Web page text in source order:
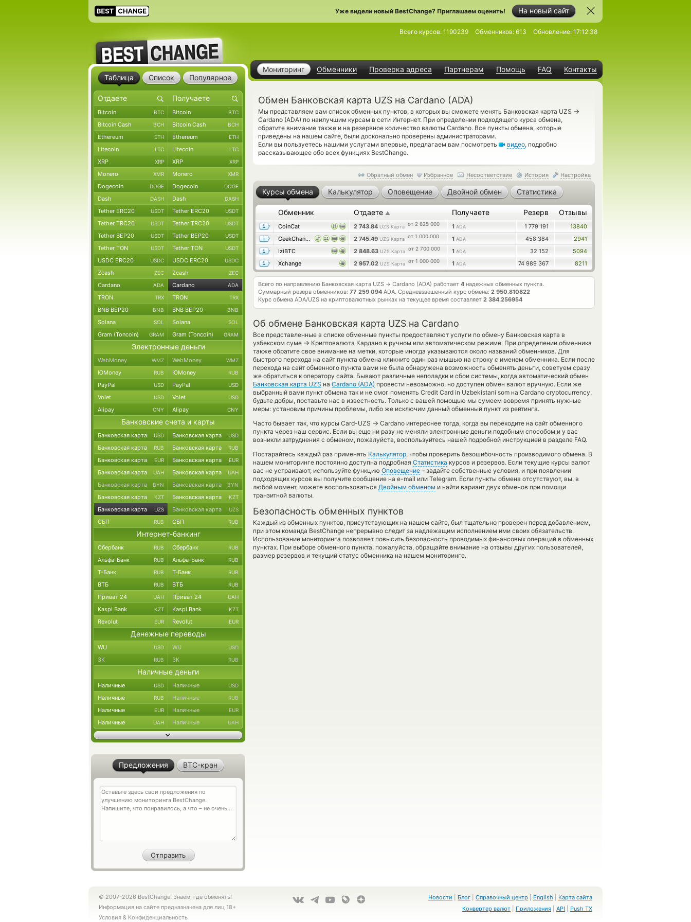
На новый сайт
Уже видели новый BestChange? Приглашаем оценить!
Мониторинг Обменники Проверка адреса Партнерам Помощь FAQ Контакты
Всего курсов: 1190239 Обменников: 613 Обновление: 17:12:38
Обмен Банковская карта UZS на Cardano (ADA)
Мы представляем вам список обменных пунктов, в которых вы сможете менять Банковская карта UZS →
Cardano (ADA) по наилучшим курсам в сети Интернет. При определении подходящего курса обмена,
обратите внимание также и на резервное количество валюты Cardano. Все пункты обмена, которые
приведены на нашем сайте, были досконально проверены администраторами.
Если вы пользуетесь нашими услугами впервые, предлагаем вам посмотреть
видео, подробно
рассказывающее обо всех функциях BestChange.
Обратный обмен Избранное Несоответствие История Настройка
Курсы обмена Калькулятор Оповещение Двойной обмен Статистика
Обменник Отдаете ▲ Получаете Резерв Отзывы
CoinCat 2 743.84 UZS Карта от 2 625 000 1 ADA 1 779 191
13840
GeekChange
2 745.49 UZS Карта от 1 000 000 1 ADA 458 384
2941
IziBTC
2 848.63 UZS Карта от 2 700 000 1 ADA 32 152
5094
Xchange
2 957.02 UZS Карта от 1 000 000 1 ADA 74 989 367 8211
Всего по направлению Банковская карта UZS → Cardano (ADA) работает 4 надежных обменных пункта.
Суммарный резерв обменников: 77 259 094 ADA. Средневзвешенный курс обмена: 2 950.810822
Курс обмена ADA/UZS на криптовалютных рынках на текущее время составляет 2 384.256954
Об обмене Банковская карта UZS на Cardano
Все представленные в списке обменные пункты предоставляют услуги по обмену Банковская карта в
узбекском суме → Криптовалюта Кардано в ручном или автоматическом режиме. При определении обменника
также обратите свое внимание на метки, которые иногда указываются около названий обменников. Для
быстрого перехода на сайт пункта обмена кликните один раз мышью на строку с именем обменника. Если после
перехода на сайт обменного пункта вами не была обнаружена возможность обменять деньги, советуем сразу
же обратиться к оператору сайта. Бывают различные неполадки и сбои системы, когда автоматический обмен
Банковская карта UZS на Cardano (ADA) провести невозможно, но доступен обмен валют вручную. Если же
выбранный вами пункт обмена так и не смог поменять Credit Card in Uzbekistani som на Cardano cryptocurrency,
будьте добры, поставьте нас в известность. Только с вашей помощью мы сумеем вовремя принять нужные
меры: установим причины проблемы, либо же исключим данный обменный пункт из рейтинга.
Часто бывает так, что курсы Card-UZS → Cardano интереснее тогда, когда вы переходите на сайт обменного
пункта через наш сервис. Если вы еще ни разу не меняли электронные деньги подобным способом и у вас
возникли затруднения с обменом, пожалуйста, воспользуйтесь нашей подробной инструкцией в разделе FAQ.
Постарайтесь каждый раз применять Калькулятор, чтобы проверить безошибочность производимого обмена. В
нашем мониторинге постоянно доступна подробная Статистика курсов и резервов. Если текущие курсы валют
вас не устраивают, используйте функцию Оповещение – задайте собственные условия, и при появлении
подходящих курсов вы получите сообщение на e-mail или Telegram. Если пункты обмена отсутствуют, вы, в
любой момент, можете воспользоваться Двойным обменом и найти вариант двух обменов при помощи
транзитной валюты.
Безопасность обменных пунктов
Каждый из обменных пунктов, присутствующих на нашем сайте, был тщательно проверен перед добавлением,
при этом команда BestChange непрерывно следит за надлежащим исполнением ими своих обязательств.
Использование мониторинга позволяет повысить безопасность проводимых финансовых операций в обменных
пунктах. При выборе обменного пункта, пожалуйста, обращайте внимание на отзывы других пользователей,
размер резервов и текущий статус обменника на нашем мониторинге.
Таблица Список Популярное
Bitcoin BTC Bitcoin BTC
Bitcoin Cash BCH Bitcoin Cash BCH
Ethereum ETH Ethereum ETH
Litecoin LTC Litecoin LTC
XRP XRP XRP XRP
Monero XMR Monero XMR
Dogecoin DOGE Dogecoin DOGE
Dash DASH Dash DASH
Tether ERC20 USDT Tether ERC20 USDT
Tether TRC20 USDT Tether TRC20 USDT
Tether BEP20 USDT Tether BEP20 USDT
Tether TON USDT Tether TON USDT
USDC ERC20 USDC USDC ERC20 USDC
Zcash ZEC Zcash ZEC
Cardano ADA Cardano ADA
TRON TRX TRON TRX
BNB BEP20 BNB BNB BEP20 BNB
Solana SOL Solana SOL
Gram (Toncoin) GRAM Gram (Toncoin) GRAM
Электронные деньги
WebMoney WMZ WebMoney WMZ
ЮMoney RUB ЮMoney RUB
PayPal USD PayPal USD
Volet USD Volet USD
Alipay CNY Alipay CNY
Банковские счета и карты
Банковская карта USD Банковская карта USD
Банковская карта RUB Банковская карта RUB
Банковская карта EUR Банковская карта EUR
Банковская карта UAH Банковская карта UAH
Банковская карта BYN Банковская карта BYN
Банковская карта KZT Банковская карта KZT
Банковская карта UZS Банковская карта UZS
СБП RUB СБП RUB
Интернет-банкинг
Сбербанк RUB Сбербанк RUB
Альфа-Банк RUB Альфа-Банк RUB
Т-Банк RUB Т-Банк RUB
ВТБ RUB ВТБ RUB
Приват 24 UAH Приват 24 UAH
Kaspi Bank KZT Kaspi Bank KZT
Revolut EUR Revolut EUR
Денежные переводы
WU USD WU USD
ЗК RUB ЗК RUB
Наличные деньги
Наличные USD Наличные USD
Наличные RUB Наличные RUB
Наличные EUR Наличные EUR
Наличные UAH Наличные UAH
Предложения BTC-кран
© 2007-2026 BestChange. Знаем, где обменять!
Информация на сайте предназначена для лиц 18+
Условия & Конфиденциальность
Новости Блог Справочный центр English
Карта сайта
Конвертер валют
Приложения API Push TX